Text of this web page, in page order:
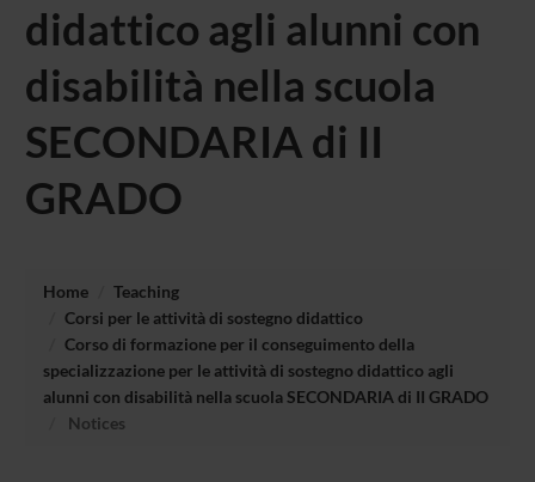
didattico agli alunni con
disabilità nella scuola
SECONDARIA di II
GRADO
Home
Teaching
Corsi per le attività di sostegno didattico
Corso di formazione per il conseguimento della
specializzazione per le attività di sostegno didattico agli
alunni con disabilità nella scuola SECONDARIA di II GRADO
Notices